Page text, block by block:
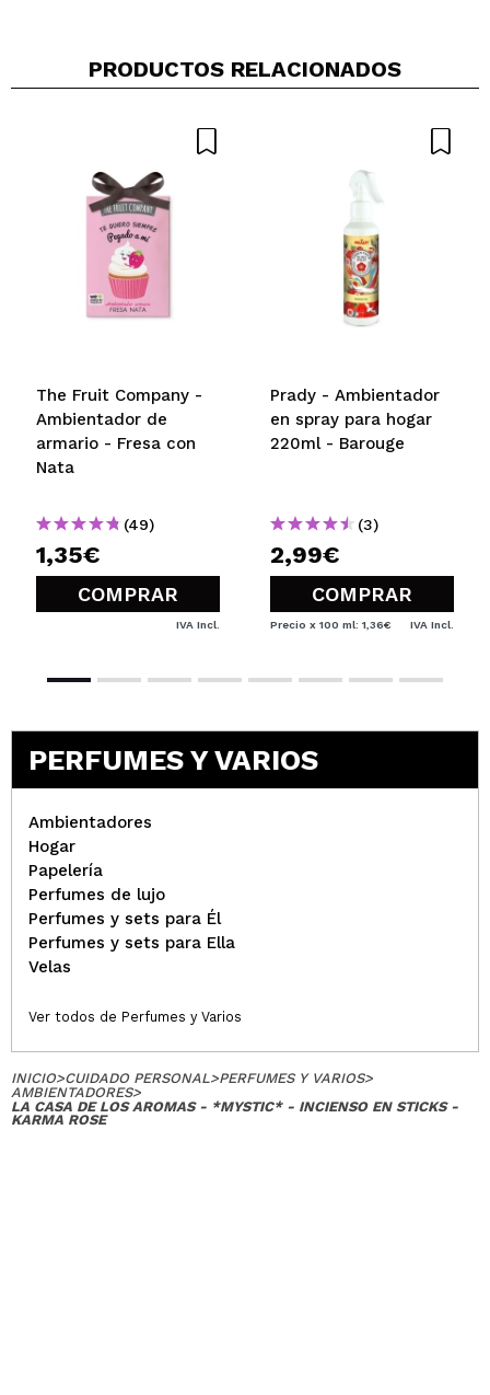
PRODUCTOS RELACIONADOS
The Fruit Company -
Ambientador de
armario - Fresa con
Nata
(49)
1,35€
COMPRAR
IVA Incl.
Prady - Ambientador
en spray para hogar
220ml - Barouge
(3)
2,99€
COMPRAR
Precio x 100 ml: 1,36€ IVA Incl.
PERFUMES Y VARIOS
Ambientadores
Hogar
Papelería
Perfumes de lujo
Perfumes y sets para Él
Perfumes y sets para Ella
Velas
Ver todos de Perfumes y Varios
INICIO>CUIDADO PERSONAL>PERFUMES Y VARIOS>
AMBIENTADORES>
LA CASA DE LOS AROMAS - *MYSTIC* - INCIENSO EN STICKS -
KARMA ROSE